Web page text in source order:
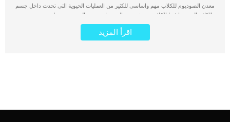
معدن الصوديوم للكلاب مهم واساسى للكثير من العمليات الحيوية التى تحدث داخل جسم
الكائن الحي بما فيها الكلاب. يشيع بين الجميع ان معدن الصوديوم خطير ومضر بصحة
الكائنات الحية ولكن هذا غير صحيح. معدن الصوديوم للكلاب ولجميع الكائنات الحية مثلها
كمثل جميع المعادن الأخرى, زيادته ونقصانه يسبب مخاطر صحية. اقرأ ايضا: أعراض نقص
المنجنيز عند الكلاب وتأثيره على نمو العظام فى هذا المقال سوف نتعرف بالتفصيل على
اقرأ المزيد